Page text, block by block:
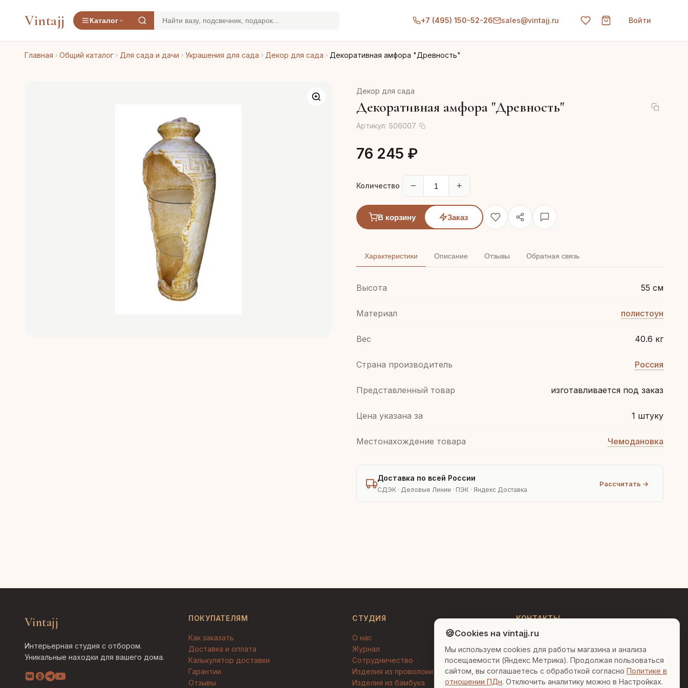
Vintajj Каталог +7 (495) 150-52-26 sales@vintajj.ru Войти
Главная Общий каталог Для сада и дачи Украшения для сада Декор для сада Декоративная амфора "Древность"
Декор для сада
Декоративная амфора "Древность"
Артикул: S06007
76 245 ₽
Количество − +
В корзину Заказ
Характеристики Описание Отзывы Обратная связь
Высота 55 см
Материал полистоун
Вес 40.6 кг
Страна производитель Россия
Представленный товар изготавливается под заказ
Цена указана за 1 штуку
Местонахождение товара Чемодановка
Доставка по всей России
СДЭК · Деловые Линии · ПЭК · Яндекс Доставка
Рассчитать →
Vintajj
Интерьерная студия с отбором.
Уникальные находки для вашего дома.
ПОКУПАТЕЛЯМ
Как заказать
Доставка и оплата
Калькулятор доставки
Гарантии
Отзывы
СТУДИЯ
О нас
Журнал
Сотрудничество
Изделия из проволоки
Изделия из бамбука
КОНТАКТЫ
+7 (495) 150-52-26
AI-консультант в Telegram
sales@vintajj.ru
Пн-Пт: 10:00 - 19:00
🍪Cookies на vintajj.ru
Мы используем cookies для работы магазина и анализа
посещаемости (Яндекс Метрика). Продолжая пользоваться
сайтом, вы соглашаетесь с обработкой согласно Политике в
отношении ПДн. Отключить аналитику можно в Настройках.
декору. Чем могу помочь?
Вазы для гостиной
Подарок до 5000₽
Сочетание металлов